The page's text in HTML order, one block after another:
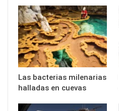
Las bacterias milenarias
halladas en cuevas